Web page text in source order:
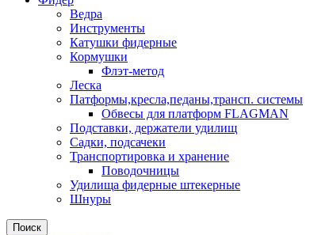
Ведра
Инструменты
Катушки фидерные
Кормушки
Флэт-метод
Леска
Патформы,кресла,педаны,трансп. системы
Обвесы для платформ FLAGMAN
Подставки, держатели удилищ
Садки, подсачеки
Транспортировка и хранение
Поводочницы
Удилища фидерные штекерные
Шнуры
Поиск